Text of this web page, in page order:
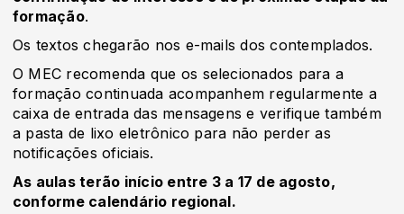
formação.
Os textos chegarão nos e-mails dos contemplados.
O MEC recomenda que os selecionados para a
formação continuada acompanhem regularmente a
caixa de entrada das mensagens e verifique também
a pasta de lixo eletrônico para não perder as
notificações oficiais.
As aulas terão início entre 3 a 17 de agosto,
conforme calendário regional.